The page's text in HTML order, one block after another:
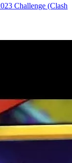
Challenge (Clash